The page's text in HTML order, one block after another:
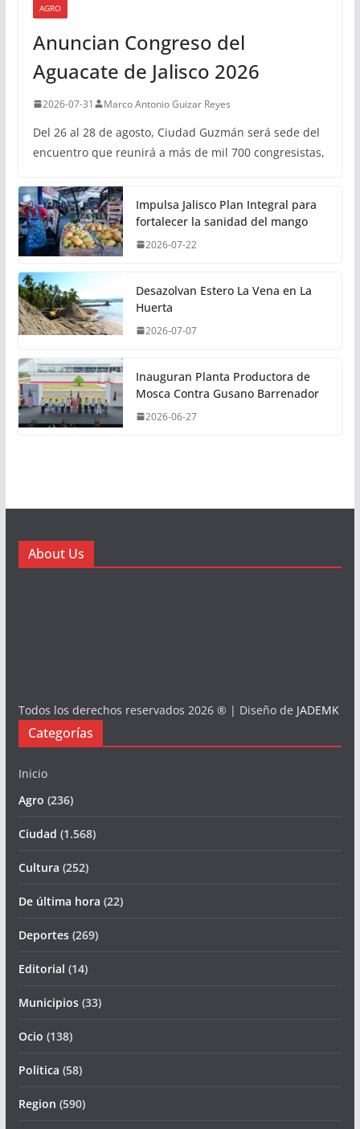
AGRO
Anuncian Congreso del
Aguacate de Jalisco 2026
2026-07-31 Marco Antonio Guizar Reyes
Del 26 al 28 de agosto, Ciudad Guzmán será sede del
encuentro que reunirá a más de mil 700 congresistas,
Impulsa Jalisco Plan Integral para
fortalecer la sanidad del mango
2026-07-22
Desazolvan Estero La Vena en La
Huerta
2026-07-07
Inauguran Planta Productora de
Mosca Contra Gusano Barrenador
2026-06-27
About Us
Todos los derechos reservados 2026 ® | Diseño de JADEMK
Categorías
Inicio
Agro (236)
Ciudad (1.568)
Cultura (252)
De última hora (22)
Deportes(269)
Editorial (14)
Municipios(33)
Ocio (138)
Politica (58)
Region (590)